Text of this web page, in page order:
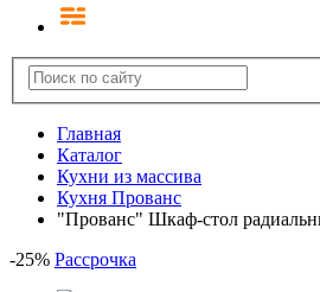
Главная
Каталог
Кухни из массива
Кухня Прованс
"Прованс" Шкаф-стол
-25% Рассрочка